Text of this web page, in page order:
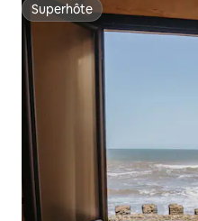
Superhôte
Superhôte